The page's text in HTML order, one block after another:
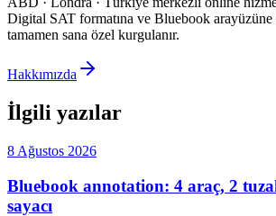
Digital SAT formatına ve Bluebook
tamamen sana özel kurgulanır.
Hakkımızda
İlgili yazılar
8 Ağustos 2026
Bluebook annotation: 4 araç, 2
sayacı